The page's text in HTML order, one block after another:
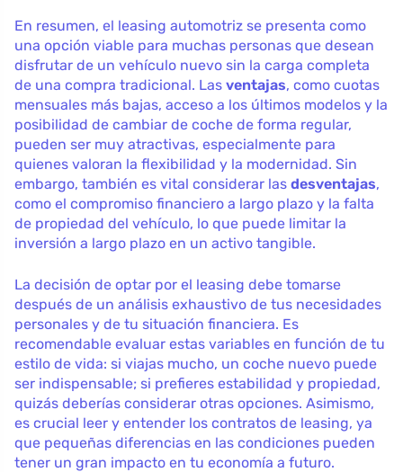
En resumen, el leasing automotriz se presenta como
una opción viable para muchas personas que desean
disfrutar de un vehículo nuevo sin la carga completa
de una compra tradicional. Las ventajas, como cuotas
mensuales más bajas, acceso a los últimos modelos y la
posibilidad de cambiar de coche de forma regular,
pueden ser muy atractivas, especialmente para
quienes valoran la flexibilidad y la modernidad. Sin
embargo, también es vital considerar las desventajas,
como el compromiso financiero a largo plazo y la falta
de propiedad del vehículo, lo que puede limitar la
inversión a largo plazo en un activo tangible.
La decisión de optar por el leasing debe tomarse
después de un análisis exhaustivo de tus necesidades
personales y de tu situación financiera. Es
recomendable evaluar estas variables en función de tu
estilo de vida: si viajas mucho, un coche nuevo puede
ser indispensable; si prefieres estabilidad y propiedad,
quizás deberías considerar otras opciones. Asimismo,
es crucial leer y entender los contratos de leasing, ya
que pequeñas diferencias en las condiciones pueden
tener un gran impacto en tu economía a futuro.